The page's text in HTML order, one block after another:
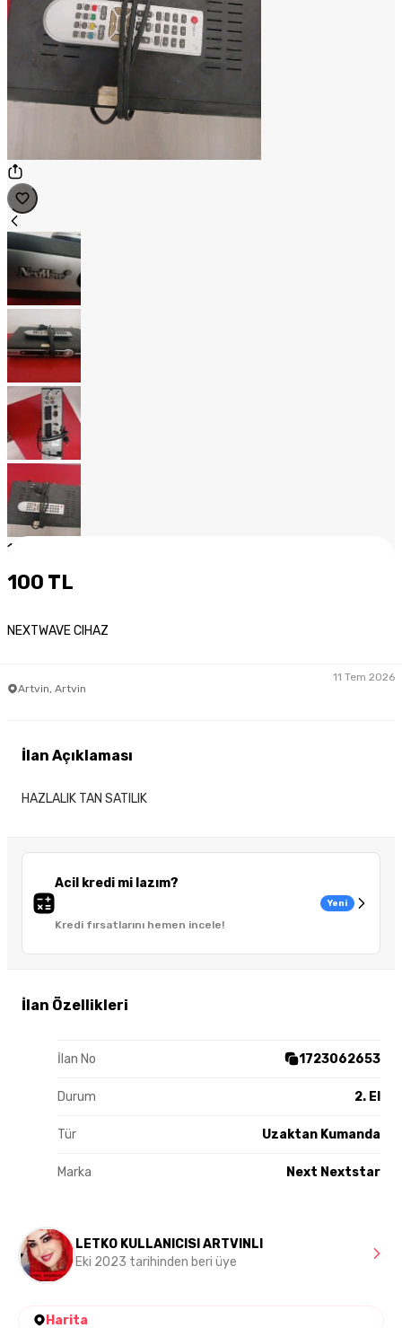
1
100 TL
NEXTWAVE CIHAZ
Artvin, Artvin
11 Tem 2026
Acil kredi mi lazım?
Kredi fırsatlarını hemen incele!
Yeni
İlan Özellikleri
İlan No 1723062653
Durum 2. El
Tür Uzaktan Kumanda
Marka Next Nextstar
İlan Açıklaması
HAZLALIK TAN SATILIK
LETKO KULLANICISI ARTVINLI
Eki 2023 tarihinden beri üye
Harita